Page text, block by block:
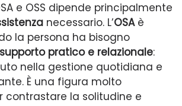
e OSS dipende principalmente
necessario. L’OSAè
la persona ha bisogno
supporto pratico e relazionale:
nella gestione quotidiana e
È una figura molto
contrastare la solitudine e